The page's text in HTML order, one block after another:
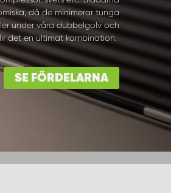
då de minimerar tunga
under våra dubbelgolv och
det en ultimat kombination.
SE FÖRDELARNA